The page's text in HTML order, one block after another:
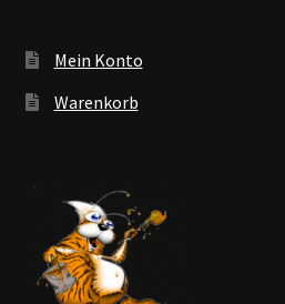
Mein Konto
Warenkorb